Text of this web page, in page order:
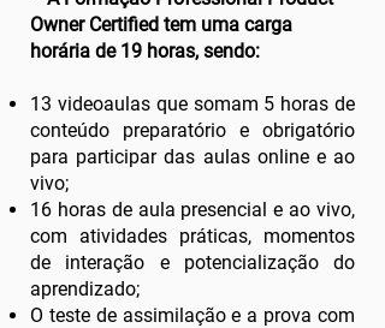
Owner Certified tem uma carga
horária de 19 horas, sendo:
13 videoaulas que somam 5 horas de
conteúdo preparatório e obrigatório
para participar das aulas online e ao
vivo;
16 horas de aula presencial e ao vivo,
com atividades práticas, momentos
de interação e potencialização do
aprendizado;
O teste de assimilação e a prova com